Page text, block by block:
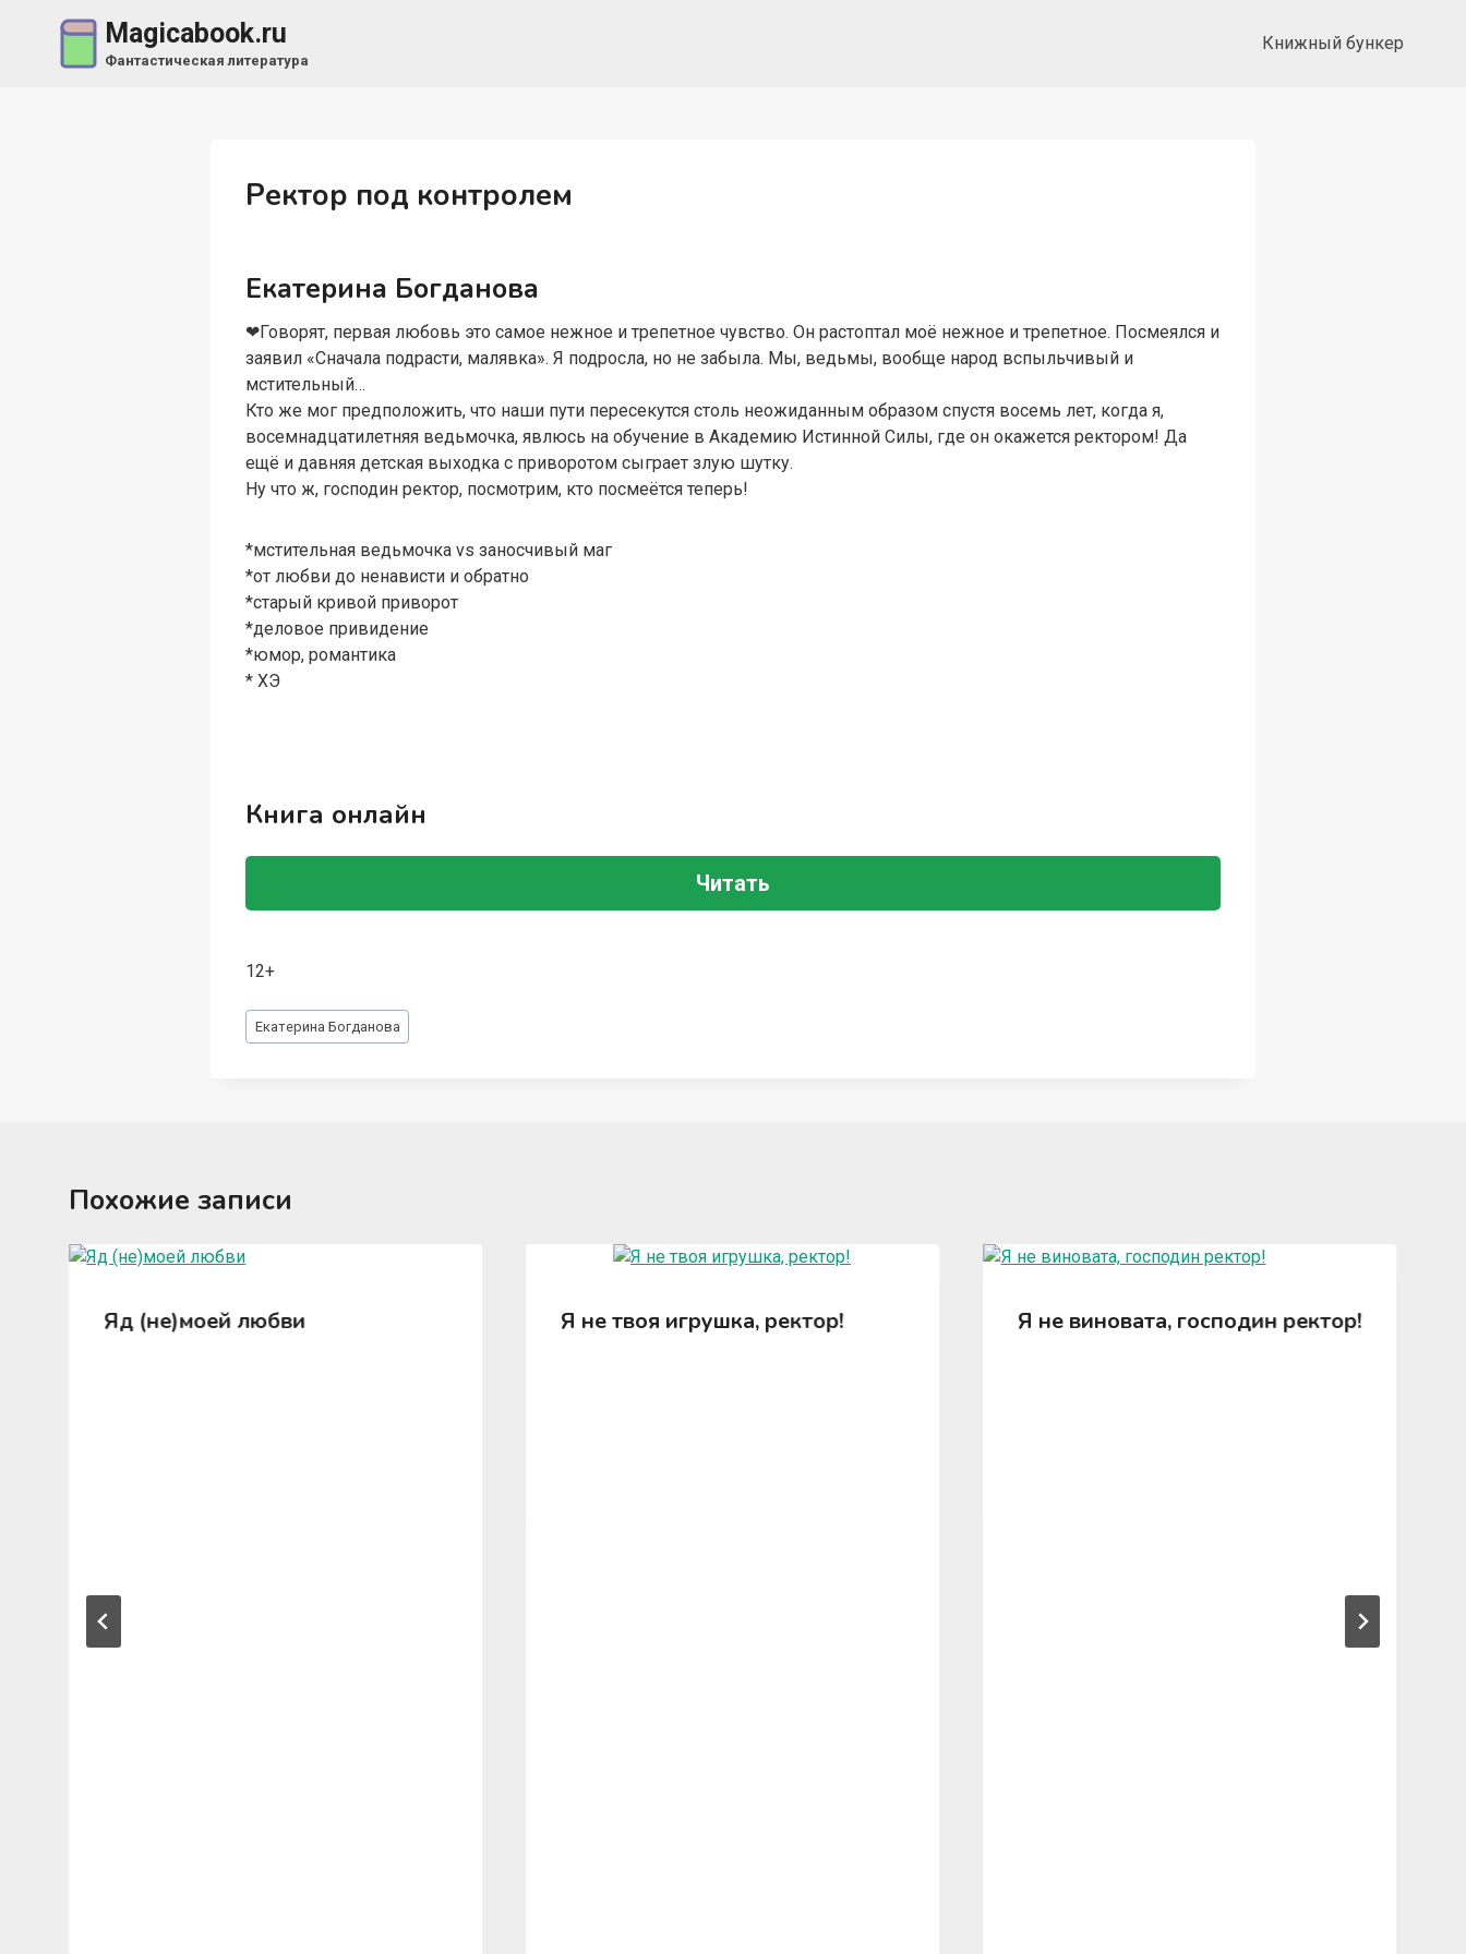
содержимому
Magicabook.ru
Фантастическая литература
Книжный бункер
Ректор под контролем
Екатерина Богданова
❤Говорят, первая любовь это самое нежное и трепетное чувство. Он растоптал моё нежное и трепетное. Посмеялся и
заявил «Сначала подрасти, малявка». Я подросла, но не забыла. Мы, ведьмы, вообще народ вспыльчивый и
мстительный…
Кто же мог предположить, что наши пути пересекутся столь неожиданным образом спустя восемь лет, когда я,
восемнадцатилетняя ведьмочка, явлюсь на обучение в Академию Истинной Силы, где он окажется ректором! Да
ещё и давняя детская выходка с приворотом сыграет злую шутку.
Ну что ж, господин ректор, посмотрим, кто посмеётся теперь!
*мстительная ведьмочка vs заносчивый маг
*от любви до ненависти и обратно
*старый кривой приворот
*деловое привидение
*юмор, романтика
* ХЭ
Книга онлайн
Читать
12+
Метки
записи:
Екатерина Богданова
Похожие записи
Яд (не)моей любви Я не твоя игрушка, ректор! Я не виновата, господин ректор!